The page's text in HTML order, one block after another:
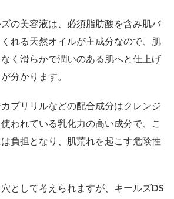
の美容液は、必須脂肪酸を含み肌バ
れる天然オイルが主成分なので、肌
く滑らかで潤いのある肌へと仕上げ
分かります。
プリリルなどの配合成分はクレンジ
われている乳化力の高い成分で、こ
負担となり、肌荒れを起こす危険性
として考えられますが、キールズDS